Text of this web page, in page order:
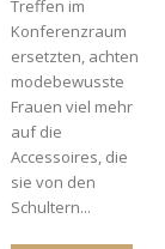
Treffen im
Konferenzraum
ersetzten, achten
modebewusste
Frauen viel mehr
auf die
Accessoires, die
sie von den
Schultern...